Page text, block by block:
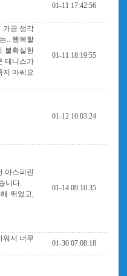
01-11 17:42:56
가끔 생각
.. 행복할
불확실한
테니스가
지 마씨요
01-11 18:19:55
01-12 10:03:24
아스피린
니다.
뛰었고,
01-14 09:10:35
워서 너무
01-30 07:08:18